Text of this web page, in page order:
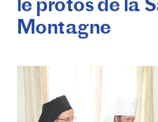
Montagne